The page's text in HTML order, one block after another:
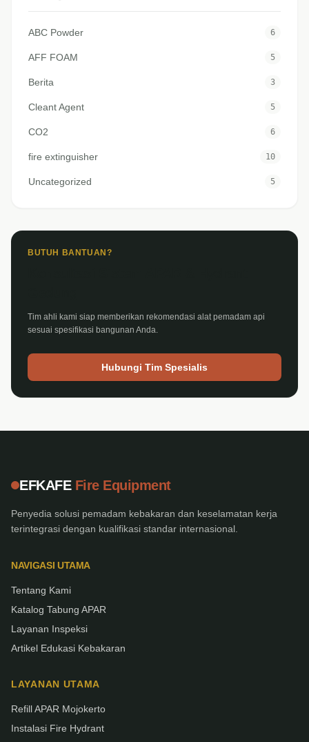
ABC Powder 6
AFF FOAM 5
Berita 3
Cleant Agent 5
CO2 6
fire extinguisher 10
Uncategorized 5
BUTUH BANTUAN?
Tim ahli kami siap memberikan rekomendasi alat pemadam api
sesuai spesifikasi bangunan Anda.
Hubungi Tim Spesialis
EFKAFE Fire Equipment
Penyedia solusi pemadam kebakaran dan keselamatan kerja
terintegrasi dengan kualifikasi standar internasional.
NAVIGASI UTAMA
Tentang Kami
Katalog Tabung APAR
Layanan Inspeksi
Artikel Edukasi Kebakaran
LAYANAN UTAMA
Refill APAR Mojokerto
Instalasi Fire Hydrant